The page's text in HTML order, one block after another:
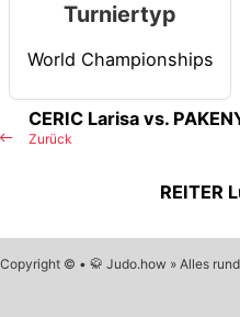
Turniertyp
World Championships
Zurück
CERIC Larisa vs.
REITER
Copyright © • 🥋 Judo.how » Alles